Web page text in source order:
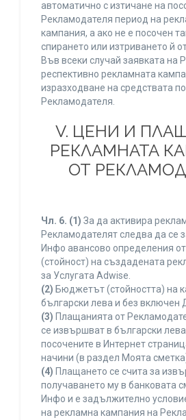
автоматично с изтичане на
Рекламодателя период на
кампания, а ако не е посочен
спирането или изтриването й
Във всеки случай заявката на
респективно рекламната
изразходване на средствата
Рекламодателя.
V. ЦЕНИ И
РЕКЛАМНАТА
ОТ
Чл. 6. (1) За да активира
Рекламодателят следва да се
Инфо авансово определения
(стойност) на създадената
за Услугата Adwise.
(2) Бюджетът (стойността) на
български лева и без включен
(3) Плащанията от
се извършват в български
посочените в Интернет
начини (в раздел Моята
(4) Плащането се счита за
получаването му в банковата
Инфо и е задължително
на рекламна кампания на